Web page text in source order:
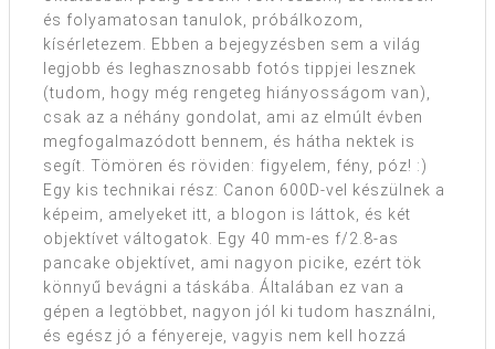
és folyamatosan tanulok, próbálkozom,
kísérletezem. Ebben a bejegyzésben sem a világ
legjobb és leghasznosabb fotós tippjei lesznek
(tudom, hogy még rengeteg hiányosságom van),
csak az a néhány gondolat, ami az elmúlt évben
megfogalmazódott bennem, és hátha nektek is
segít. Tömören és röviden: figyelem, fény, póz! :)
Egy kis technikai rész: Canon 600D-vel készülnek a
képeim, amelyeket itt, a blogon is láttok, és két
objektívet váltogatok. Egy 40 mm-es f/2.8-as
pancake objektívet, ami nagyon picike, ezért tök
könnyű bevágni a táskába. Általában ez van a
gépen a legtöbbet, nagyon jól ki tudom használni,
és egész jó a fényereje, vagyis nem kell hozzá